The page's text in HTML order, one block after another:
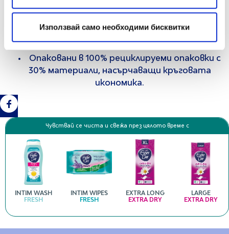
Използвай само необходими бисквитки
Опаковани в 100% рециклируеми картонени
кутии със 100% материали, насърчаващи
кръговата икономика.
Опаковани в 100% рециклируеми опаковки с
30% материали, насърчаващи кръговата
икономика.
Чувствай се чиста и свежа през цялото време с
INTIM WASH
FRESH
INTIM WIPES
FRESH
EXTRA LONG
EXTRA DRY
LARGE
EXTRA DRY